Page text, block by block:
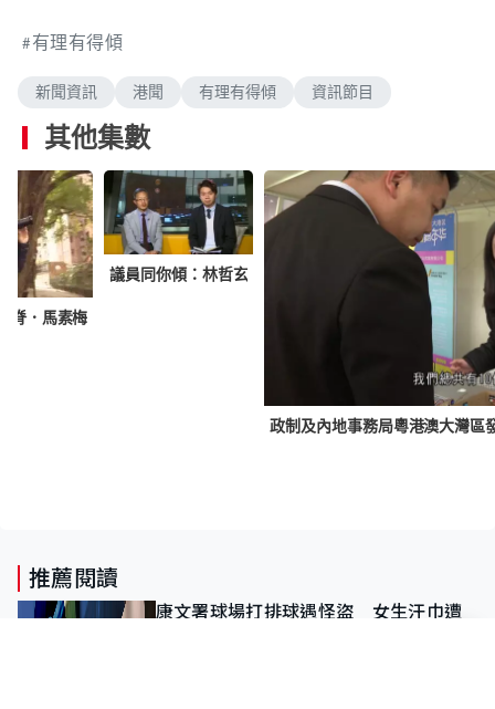
有理有得傾
新聞資訊 港聞 有理有得傾 資訊節目
其他集數
脊．馬素梅
議員同你傾：林哲玄
推薦閱讀
康文署球場打排球遇怪盜 女生汗巾遭